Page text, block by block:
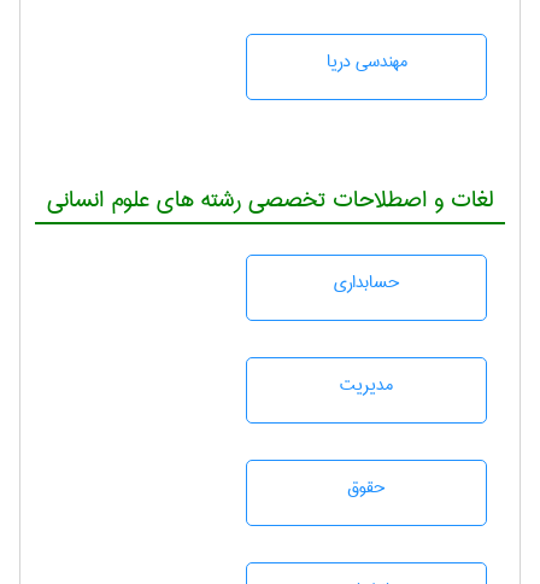
مهندسی دریا
لغات و اصطلاحات تخصصی رشته های علوم انسانی
حسابداری
مديريت
حقوق